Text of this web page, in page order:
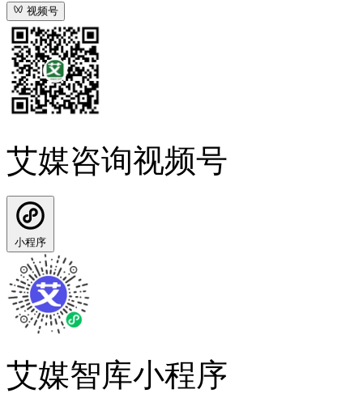
视频号
艾媒咨询视频号
小程序
艾媒智库小程序